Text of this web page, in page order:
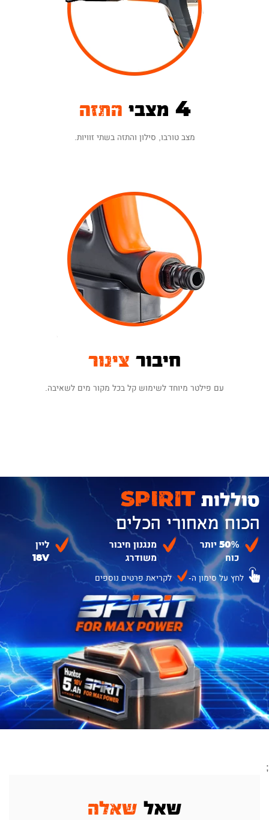
4 מצבי התזה
מצב טורבו, סילון והתזה בשתי זוויות.
חיבור צינור
עם פילטר מיוחד לשימוש קל בכל מקור מים לשאיבה.
סוללות SPIRIT
הכוח מאחורי הכלים
50% יותר
כוח
מנגנון חיבור
משודרג
ליין
18V
לחץ על סימון ה- לקריאת פרטים נוספים
;
שאל שאלה